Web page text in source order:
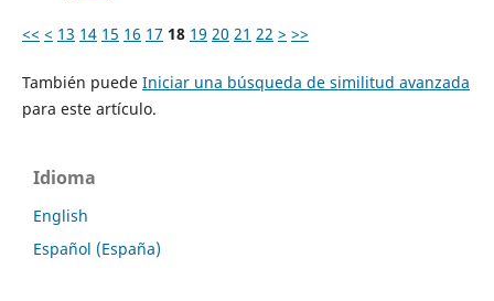
<< < 13 14 15 16 17 18 19 20 21 22 > >>
También puede Iniciar una búsqueda de similitud avanzada
para este artículo.
Idioma
English
Español (España)